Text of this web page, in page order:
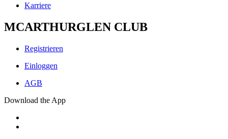
Karriere
MCARTHURGLEN CLUB
Registrieren
Einloggen
AGB
Download the App